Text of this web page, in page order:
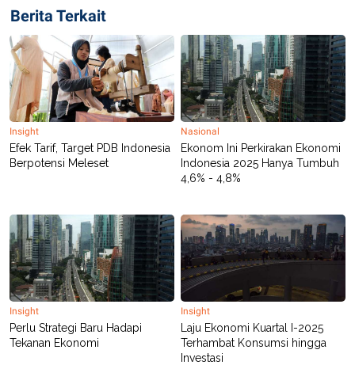
I
D
SITEMAPPROFILETERM
OF
USE
PEDOMAN
PEMBERITAAN
SIBER
PRIVACY
Berita Terkait
Insight
Efek Tarif, Target PDB Indonesia
Berpotensi Meleset
Nasional
Ekonom Ini Perkirakan Ekonomi
Indonesia 2025 Hanya Tumbuh
4,6% - 4,8%
Insight
Perlu Strategi Baru Hadapi
Tekanan Ekonomi
Insight
Laju Ekonomi Kuartal I-2025
Terhambat Konsumsi hingga
Investasi